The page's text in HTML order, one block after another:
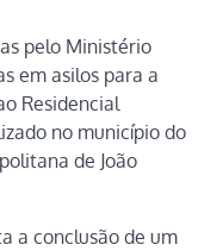
pelo Ministério
em asilos para a
Residencial
no município do
de João
a conclusão de um